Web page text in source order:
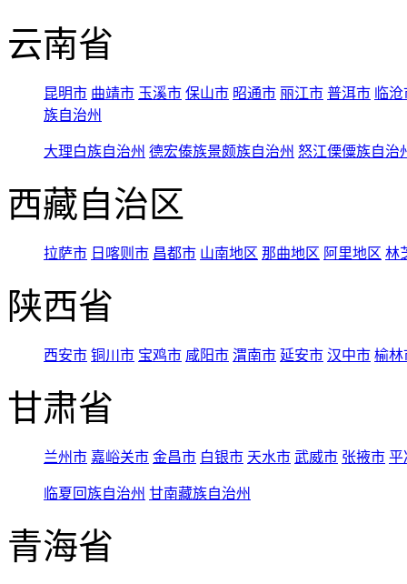
云南省
昆明市 曲靖市 玉溪市 保山市 昭通市 丽江市 普洱市 临
族自治州
大理白族自治州 德宏傣族景颇族自治州 怒江傈僳族自治
西藏自治区
拉萨市 日喀则市 昌都市 山南地区 那曲地区 阿里地区 林
陕西省
西安市 铜川市 宝鸡市 咸阳市 渭南市 延安市 汉中市 榆林
甘肃省
兰州市 嘉峪关市 金昌市 白银市 天水市 武威市 张掖市 平
临夏回族自治州 甘南藏族自治州
青海省